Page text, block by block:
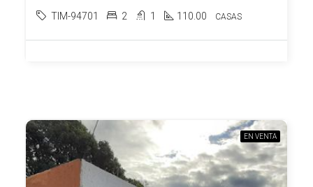
TIM-94701 2 1 110.00 CASAS
EN VENTA